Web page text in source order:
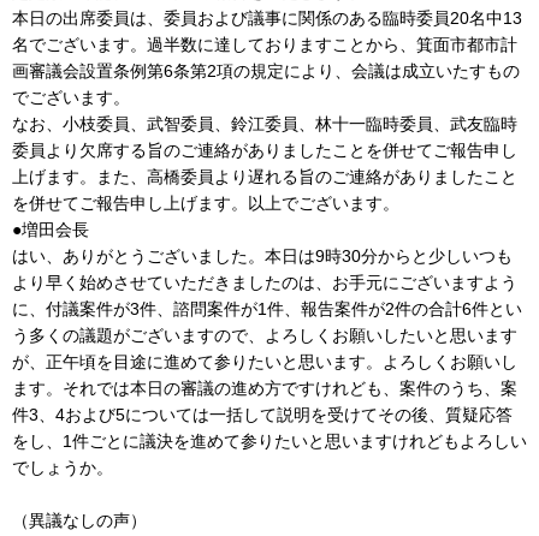
本日の出席委員は、委員および議事に関係のある臨時委員20名中13
名でございます。過半数に達しておりますことから、箕面市都市計
画審議会設置条例第6条第2項の規定により、会議は成立いたすもの
でございます。
なお、小枝委員、武智委員、鈴江委員、林十一臨時委員、武友臨時
委員より欠席する旨のご連絡がありましたことを併せてご報告申し
上げます。また、高橋委員より遅れる旨のご連絡がありましたこと
を併せてご報告申し上げます。以上でございます。
●増田会長
はい、ありがとうございました。本日は9時30分からと少しいつも
より早く始めさせていただきましたのは、お手元にございますよう
に、付議案件が3件、諮問案件が1件、報告案件が2件の合計6件とい
う多くの議題がございますので、よろしくお願いしたいと思います
が、正午頃を目途に進めて参りたいと思います。よろしくお願いし
ます。それでは本日の審議の進め方ですけれども、案件のうち、案
件3、4および5については一括して説明を受けてその後、質疑応答
をし、1件ごとに議決を進めて参りたいと思いますけれどもよろしい
でしょうか。
（異議なしの声）